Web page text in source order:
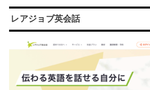
レアジョブ英会話